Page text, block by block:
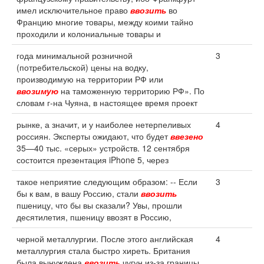
имел исключительное право ввозить во
Францию многие товары, между коими тайно
проходили и колониальные товары и
года минимальной розничной
(потребительской) цены на водку,
производимую на территории РФ или
ввозимую на таможенную территорию РФ». По
словам г-на Чуяна, в настоящее время проект
3
рынке, а значит, и у наиболее нетерпеливых
россиян. Эксперты ожидают, что будетввезено
35—40 тыс. «серых» устройств. 12 сентября
состоится презентация iPhone 5, через
4
такое неприятие следующим образом: -- Если
бы к вам, в вашу Россию, стали ввозить
пшеницу, что бы вы сказали? Увы, прошли
десятилетия, пшеницу ввозят в Россию,
3
черной металлургии. После этого английская
металлургия стала быстро хиреть. Британия
4